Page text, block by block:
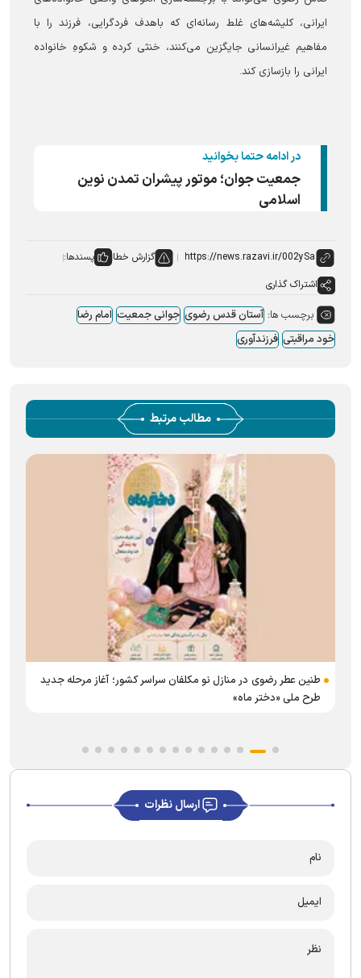
ایرانی، کلیشه‌های غلط رسانه‌ای که باهدف فردگرایی، فرزند را با
مفاهیم غیرانسانی جایگزین می‌کنند، خنثی کرده و شکوهِ خانواده
ایرانی را بازسازی کند.
در ادامه حتما بخوانید
جمعیت جوان؛ موتور پیشران تمدن نوین
اسلامی
گزارش خطا
پسندها:
اشتراک گذاری
برچسب ها: آستان قدس رضوی جوانی جمعیت امام رضا
خود مراقبتی فرزندآوری
مطالب مرتبط
طنین عطر رضوی در منازل نو مکلفان سراسر کشور؛ آغاز مرحله جدید
طرح ملی «دختر ماه»
ارسال نظرات